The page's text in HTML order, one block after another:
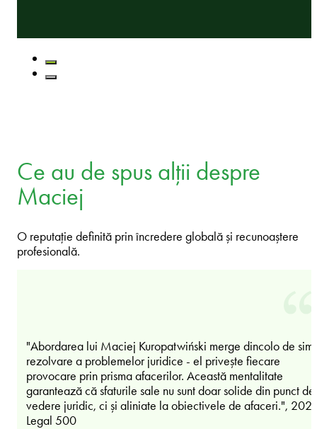
Ce au de spus alții despre
Maciej
O reputație definită prin încredere globală și recunoaștere
profesională.
"Abordarea lui Maciej Kuropatwiński merge dincolo de
rezolvare a problemelor juridice - el privește fiecare
provocare prin prisma afacerilor. Această mentalitate
garantează că sfaturile sale nu sunt doar solide din punct de
vedere juridic, ci și aliniate la obiectivele de afaceri.",
Legal 500